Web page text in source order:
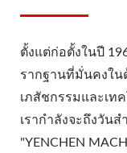
ตั้งแต่ก่อตั้งในปี
รากฐานที่มั่นคงใ
เภสัชกรรมและเท
เรากำลังจะถึงวัน
"YENCHEN